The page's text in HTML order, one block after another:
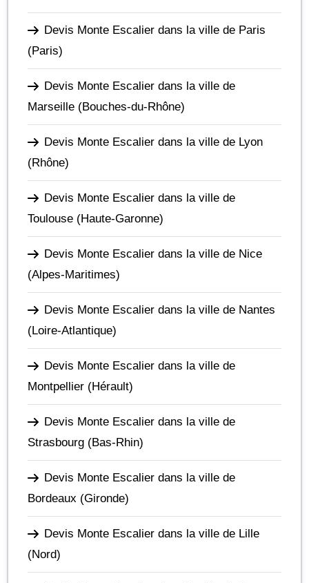
Devis Monte Escalier dans la ville de Paris
(Paris)
Devis Monte Escalier dans la ville de
Marseille (Bouches-du-Rhône)
Devis Monte Escalier dans la ville de Lyon
(Rhône)
Devis Monte Escalier dans la ville de
Toulouse (Haute-Garonne)
Devis Monte Escalier dans la ville de Nice
(Alpes-Maritimes)
Devis Monte Escalier dans la ville de Nantes
(Loire-Atlantique)
Devis Monte Escalier dans la ville de
Montpellier (Hérault)
Devis Monte Escalier dans la ville de
Strasbourg (Bas-Rhin)
Devis Monte Escalier dans la ville de
Bordeaux (Gironde)
Devis Monte Escalier dans la ville de Lille
(Nord)